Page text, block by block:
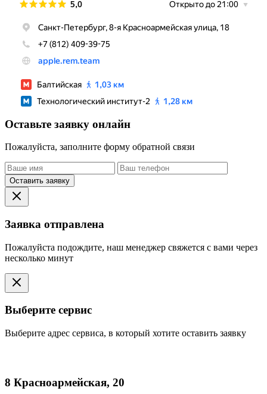
Оставьте заявку онлайн
Пожалуйста, заполните форму обратной связи
Оставить заявку
Заявка отправлена
Пожалуйста подождите, наш менеджер свяжется с вами через
несколько минут
Выберите сервис
Выберите адрес сервиса, в который хотите оставить заявку
8 Красноармейская, 20